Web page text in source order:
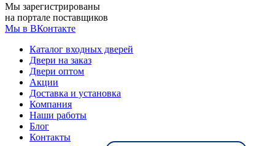
Мы зарегистрированы
на портале поставщиков
Мы в ВКонтакте
Каталог входных дверей
Двери на заказ
Двери оптом
Акции
Доставка и установка
Компания
Наши работы
Блог
Контакты